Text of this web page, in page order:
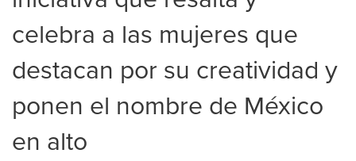
celebra a las mujeres que
destacan por su creatividad y
ponen el nombre de México
en alto